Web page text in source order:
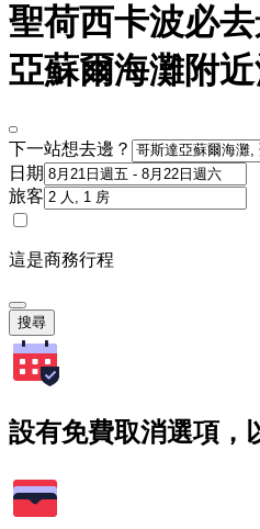
聖荷西卡波必
亞蘇爾海灘附
下一站想去邊？
日期
旅客
這是商務行程
搜尋
設有免費取消選項，